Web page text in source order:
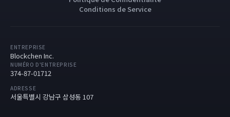
Conditions de Service
ENTREPRISE
Blockchen Inc.
NUMÉRO D'ENTREPRISE
374-87-01712
ADRESSE
서울특별시 강남구 삼성동 107